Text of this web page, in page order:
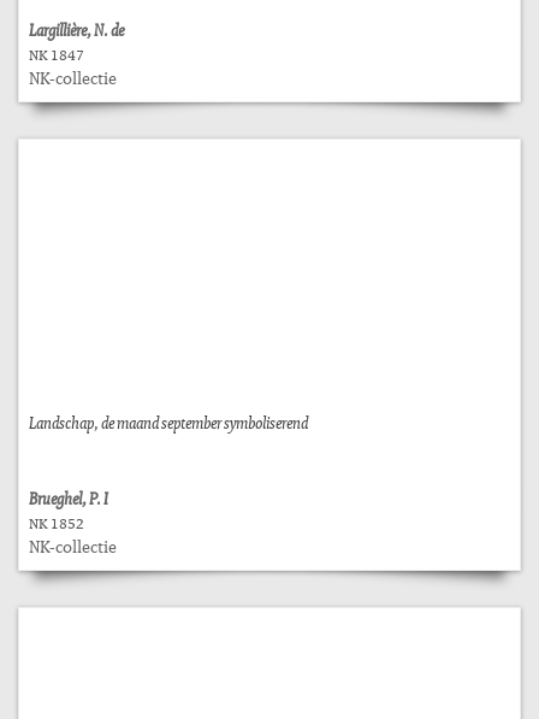
Largillière, N. de
NK 1847
NK-collectie
Landschap, de maand september symboliserend
Brueghel, P. I
NK 1852
NK-collectie